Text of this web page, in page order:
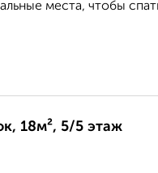
места, чтобы
18м², 5/5 этаж